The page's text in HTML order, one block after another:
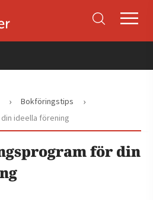
› Bokföringstips ›
ideella förening
för din